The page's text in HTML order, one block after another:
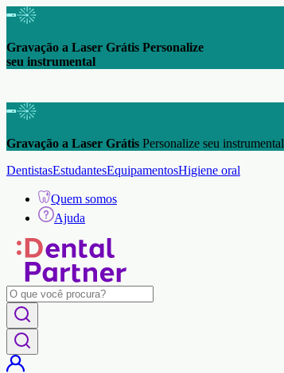
Gravação a Laser Grátis Personalize
seu instrumental
Gravação a Laser Grátis Personalize seu instrumental
DentistasEstudantesEquipamentosHigiene oral
Quem somos
Ajuda